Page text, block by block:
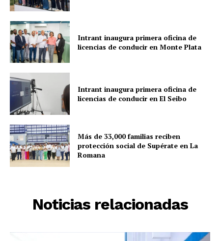
Intrant inaugura primera oficina de
licencias de conducir en Monte Plata
Intrant inaugura primera oficina de
licencias de conducir en El Seibo
Más de 33,000 familias reciben
protección social de Supérate en La
Romana
Noticias relacionadas